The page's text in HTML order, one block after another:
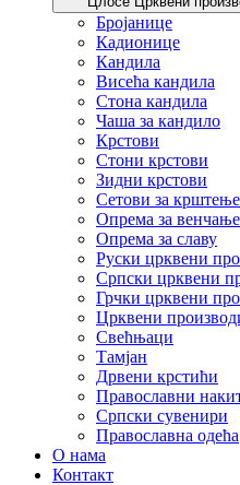
Бројанице
Кадионице
Кандила
Висећа кандила
Стона кандила
Чаша за кандило
Крстови
Стони крстови
Зидни крстови
Сетови за крштење
Опрема за венчање
Опрема за славу
Руски црквени
Српски црквени
Грчки црквени
Црквени
Свећњаци
Тамјан
Дрвени крстићи
Православни
Српски сувенири
Православна одећа
О нама
Контакт